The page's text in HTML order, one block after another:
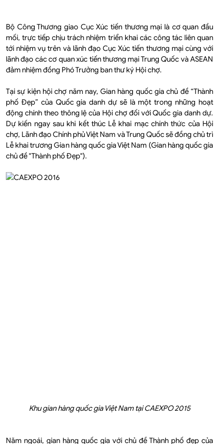
Bộ Công Thương giao Cục Xúc tiến thương mại là cơ quan đầu
mối, trực tiếp chịu trách nhiệm triển khai các công tác liên quan
tới nhiệm vụ trên và lãnh đạo Cục Xúc tiến thương mại cùng với
lãnh đạo các cơ quan xúc tiến thương mại Trung Quốc và ASEAN
đảm nhiệm đồng Phó Trưởng ban thư ký Hội chợ.
Tại sự kiện hội chợ năm nay, Gian hàng quốc gia chủ đề “Thành
phố Đẹp” của Quốc gia danh dự sẽ là một trong những hoạt
động chính theo thông lệ của Hội chợ đối với Quốc gia danh dự.
Dự kiến ngay sau khi kết thúc Lễ khai mạc chính thức của Hội
chợ, Lãnh đạo Chính phủ Việt Nam và Trung Quốc sẽ đồng chủ trì
Lễ khai trương Gian hàng quốc gia Việt Nam (Gian hàng quốc gia
chủ đề "Thành phố Đẹp").
Khu gian hàng quốc gia Việt Nam tại CAEXPO 2015
Năm ngoái, gian hàng quốc gia với chủ đề Thành phố đẹp của